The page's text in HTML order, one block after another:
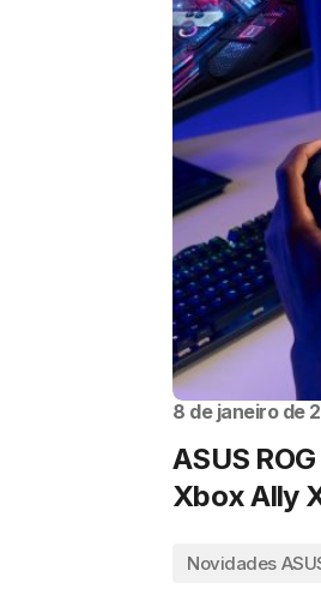
8 de janeiro de
ASUS
Xbox Ally
Novidades